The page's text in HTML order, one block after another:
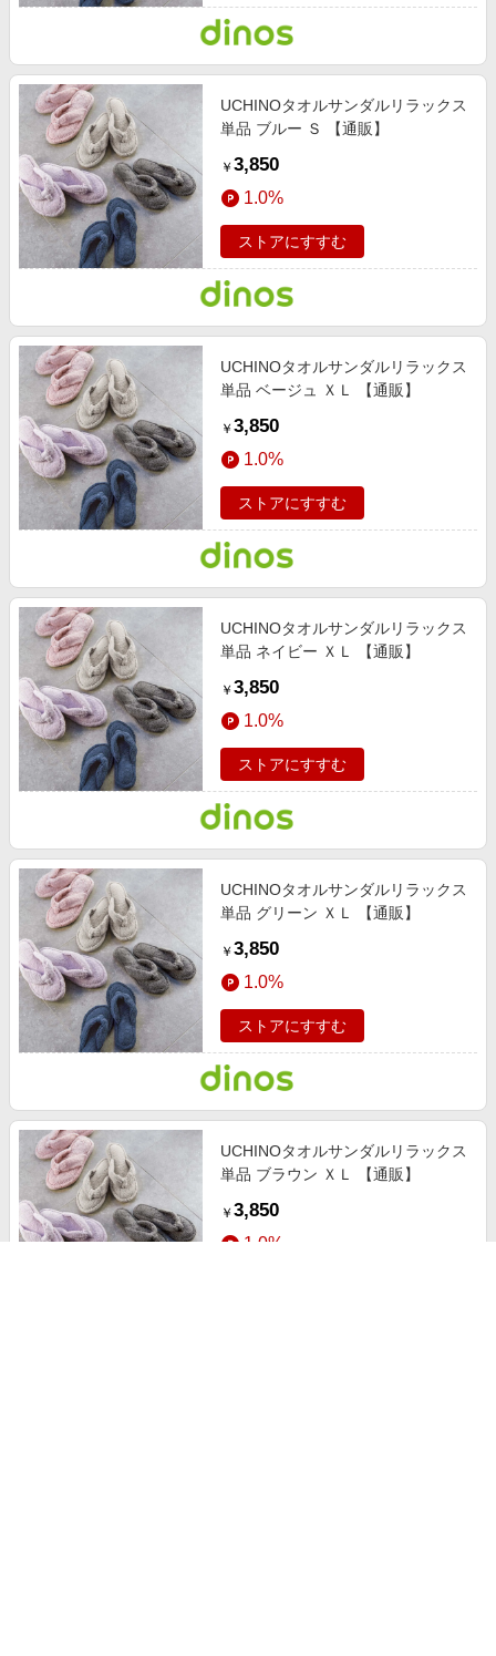
UCHINOタオルサンダルリラックス
単品 ブルー Ｓ 【通販】
￥ 3,850
1.0%
ストアにすすむ
UCHINOタオルサンダルリラックス
単品 ベージュ ＸＬ 【通販】
￥ 3,850
1.0%
ストアにすすむ
UCHINOタオルサンダルリラックス
単品 ネイビー ＸＬ 【通販】
￥ 3,850
1.0%
ストアにすすむ
UCHINOタオルサンダルリラックス
単品 グリーン ＸＬ 【通販】
￥ 3,850
1.0%
ストアにすすむ
UCHINOタオルサンダルリラックス
単品 ブラウン ＸＬ 【通販】
￥ 3,850
1.0%